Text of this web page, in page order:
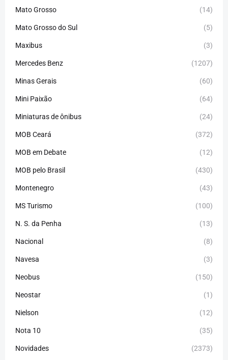
Mato Grosso (14)
Mato Grosso do Sul (5)
Maxibus (3)
Mercedes Benz (1207)
Minas Gerais (60)
Mini Paixão (64)
Miniaturas de ônibus (24)
MOB Ceará (372)
MOB em Debate (12)
MOB pelo Brasil (430)
Montenegro (43)
MS Turismo (100)
N. S. da Penha (13)
Nacional (8)
Navesa (3)
Neobus (150)
Neostar (1)
Nielson (12)
Nota 10 (35)
Novidades (2373)